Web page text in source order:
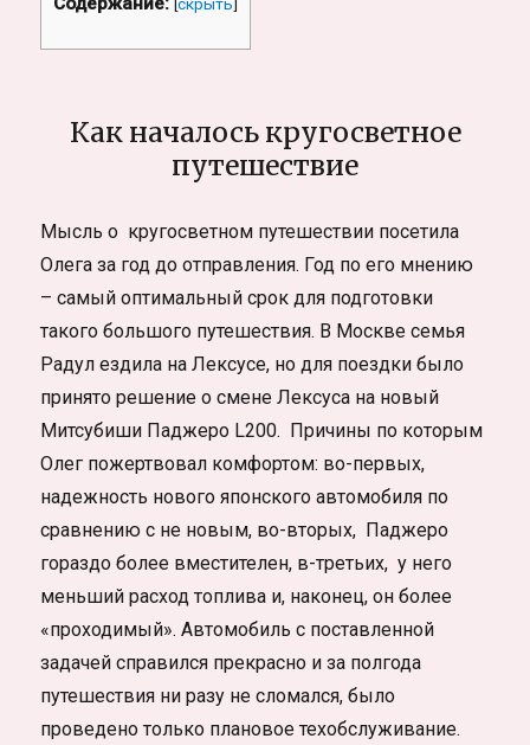
[скрыть]
Как началось кругосветное
путешествие
Мысль о кругосветном путешествии посетила
Олега за год до отправления. Год по его мнению
– самый оптимальный срок для подготовки
такого большого путешествия. В Москве семья
Радул ездила на Лексусе, но для поездки было
принято решение о смене Лексуса на новый
Митсубиши Паджеро L200. Причины по которым
Олег пожертвовал комфортом: во-первых,
надежность нового японского автомобиля по
сравнению с не новым, во-вторых, Паджеро
гораздо более вместителен, в-третьих, у него
меньший расход топлива и, наконец, он более
«проходимый». Автомобиль с поставленной
задачей справился прекрасно и за полгода
путешествия ни разу не сломался, было
проведено только плановое техобслуживание.